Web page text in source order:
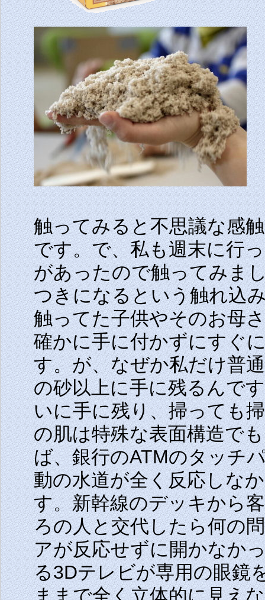
触ってみると不思議な感
です。で、私も週末に行
があったので触ってみま
つきになるという触れ込
触ってた子供やそのお母
確かに手に付かずにすぐ
す。が、なぜか私だけ普
の砂以上に手に残るんで
いに手に残り、掃っても
の肌は特殊な表面構造で
ば、銀行のATMのタッチ
動の水道が全く反応しな
す。新幹線のデッキから
ろの人と交代したら何の
アが反応せずに開かなか
る3Dテレビが専用の眼鏡
ままで全く立体的に見え